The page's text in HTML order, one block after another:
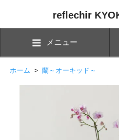
reflechir
メニュー
ホーム > 蘭～オーキッド～